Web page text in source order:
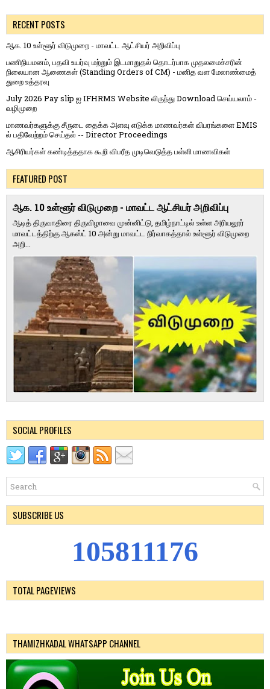
RECENT POSTS
ஆக. 10 உள்ளூர் விடுமுறை - மாவட்ட ஆட்சியர் அறிவிப்பு
பணிநியமனம், பதவி உயர்வு மற்றும் இடமாறுதல் தொடர்பாக முதலமைச்சரின்
நிலையான ஆணைகள் (Standing Orders of CM) - மனித வள மேலாண்மைத்
துறை உத்தரவு
July 2026 Pay slip ஐ IFHRMS Website லிருந்து Download செய்யலாம் -
வழிமுறை
மாணவர்களுக்கு சீருடை தைக்க அளவு எடுக்க மாணவர்கள் விபரங்களை EMIS
ல் பதிவேற்றம் செய்தல் -- Director Proceedings
ஆசிரியர்கள் கண்டித்ததாக கூறி விபரீத முடிவெடுத்த பள்ளி மாணவிகள்
FEATURED POST
ஆக. 10 உள்ளூர் விடுமுறை - மாவட்ட ஆட்சியர் அறிவிப்பு
ஆடித் திருவாதிரை திருவிழாவை முன்னிட்டு, தமிழ்நாட்டில் உள்ள அரியலூர்
மாவட்டத்திற்கு ஆகஸ்ட் 10 அன்று மாவட்ட நிர்வாகத்தால் உள்ளூர் விடுமுறை
அறி...
SOCIAL PROFILES
SUBSCRIBE US
105811176
TOTAL PAGEVIEWS
THAMIZHKADAL WHATSAPP CHANNEL